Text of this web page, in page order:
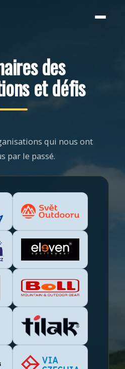
des
et défis
qui nous ont
par le passé.